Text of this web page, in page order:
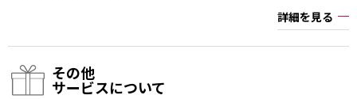
詳細を見る
その他
サービスについて